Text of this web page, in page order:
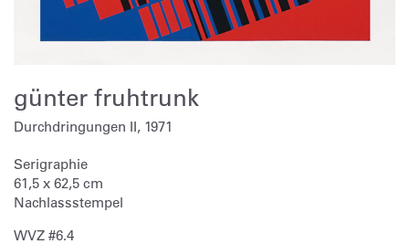
günter fruhtrunk
Durchdringungen II, 1971
Serigraphie
61,5 x 62,5 cm
Nachlassstempel
WVZ #6.4